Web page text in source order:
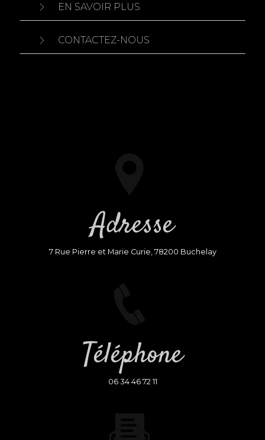
EN SAVOIR PLUS
CONTACTEZ-NOUS
Adresse
7 Rue Pierre et Marie Curie, 78200 Buchelay
Téléphone
06 34 46 72 11